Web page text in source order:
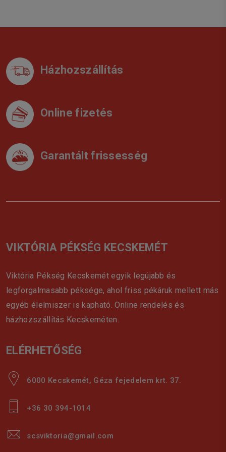
Házhozszállítás
Online fizetés
Garantált frissesség
VIKTÓRIA PÉKSÉG KECSKEMÉT
Viktória Pékség Kecskemét egyik legújabb és
legforgalmasabb péksége, ahol friss pékáruk mellett más
egyéb élelmiszer is kapható. Online rendelés és
házhozszállítás Kecskeméten.
ELÉRHETŐSÉG
6000 Kecskemét, Géza fejedelem krt. 37.
+36 30 394-1014
scsviktoria@gmail.com